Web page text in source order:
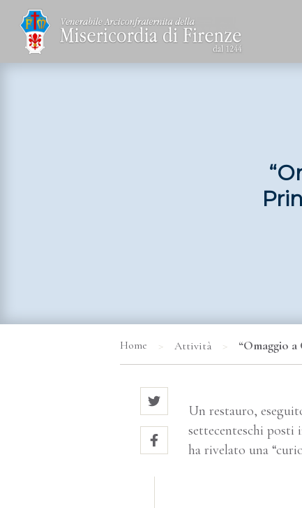
Home > Attività > “Omaggio
Un restauro,
settecenteschi
ha rivelato una